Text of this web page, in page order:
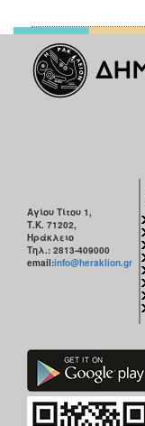
Αγίου Τίτου 1,
Τ.Κ. 71202,
Ηράκλειο
Τηλ.: 2813-409000
email:info@heraklion.gr